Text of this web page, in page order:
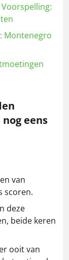
Montenegro
eens
van
scoren.
deze
beide keren
ooit van